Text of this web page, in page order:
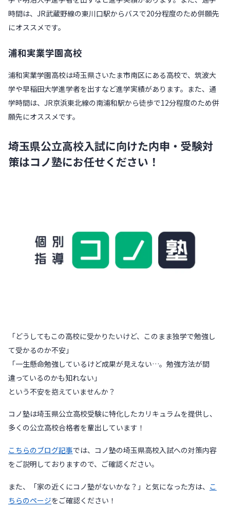
時間は、JR武蔵野線の東川口駅からバスで20分程度のため併願先
にオススメです。
浦和実業学園高校
浦和実業学園高校は埼玉県さいたま市南区にある高校で、筑波大
学や早稲田大学進学者を出すなど進学実績があります。また、通
学時間は、JR京浜東北線の南浦和駅から徒歩で12分程度のため併
願先にオススメです。
埼玉県公立高校入試に向けた内申・受験対
策はコノ塾にお任せください！
「どうしてもこの高校に受かりたいけど、このまま独学で勉強し
て受かるのか不安」
「一生懸命勉強しているけど成果が見えない…。勉強方法が間
違っているのかも知れない」
という不安を抱えていませんか？
コノ塾は埼玉県公立高校受験に特化したカリキュラムを提供し、
多くの公立高校合格者を輩出しています！
こちらのブログ記事では、コノ塾の埼玉県高校入試への対策内容
をご説明しておりますので、ご確認ください。
また、「家の近くにコノ塾がないかな？」と気になった方は、 こ
ちらのページをご確認ください！